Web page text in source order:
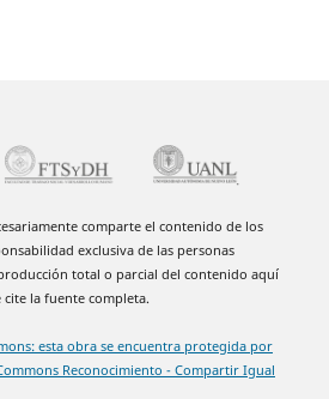
comparte el contenido de los
exclusiva de las personas
total o parcial del contenido aquí
la fuente completa.
esta obra se encuentra protegida por
Reconocimiento - Compartir Igual